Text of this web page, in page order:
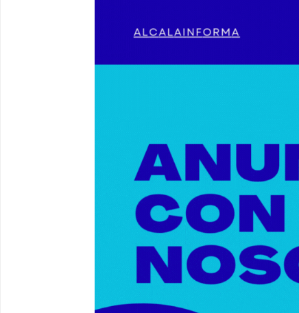
Premio de Medio Ambiente para
03:01
00:08
Primer premio de casetas 2026.